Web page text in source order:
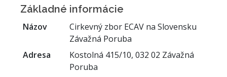
Základné informácie
Názov
Cirkevný zbor ECAV na Slovensku
Závažná Poruba
Adresa
Kostolná 415/10, 032 02 Závažná
Poruba